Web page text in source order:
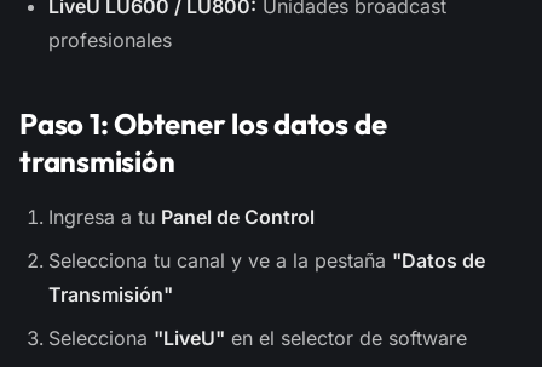
LiveU LU600 / LU800: Unidades broadcast
profesionales
Paso 1: Obtener los datos de
transmisión
Ingresa a tu Panel de Control
Selecciona tu canal y ve a la pestaña "Datos de
Transmisión"
Selecciona "LiveU" en el selector de software